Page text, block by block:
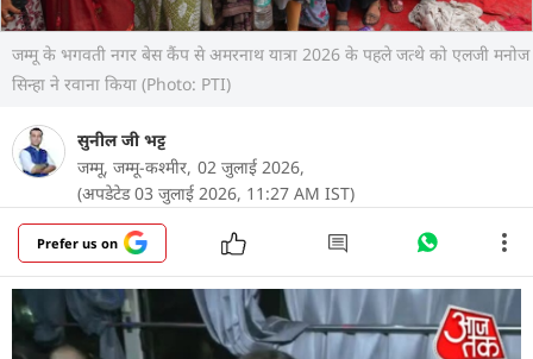
जम्मू के भगवती नगर बेस कैंप से अमरनाथ यात्रा 2026 के पहले जत्थे को एलजी मनोज
सिन्हा ने रवाना किया (Photo: PTI)
सुनील जी भट्ट
जम्मू, जम्मू-कश्मीर, 02 जुलाई 2026,
(अपडेटेड 03 जुलाई 2026, 11:27 AM IST)
Prefer us on
जम्मू-कश्मीर के उपराज्यपाल मनोज सिन्हा ने अमरनाथ यात्रा